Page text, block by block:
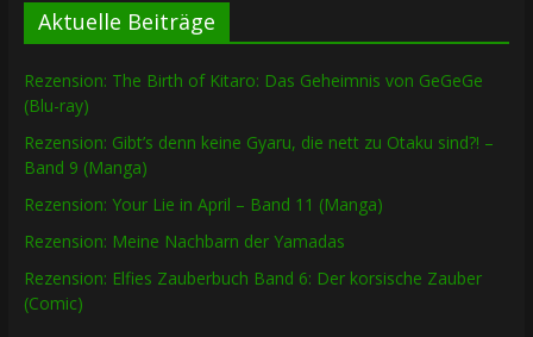
Aktuelle Beiträge
Rezension: The Birth of Kitaro: Das Geheimnis von GeGeGe
(Blu-ray)
Rezension: Gibt’s denn keine Gyaru, die nett zu Otaku sind?! –
Band 9 (Manga)
Rezension: Your Lie in April – Band 11 (Manga)
Rezension: Meine Nachbarn der Yamadas
Rezension: Elfies Zauberbuch Band 6: Der korsische Zauber
(Comic)